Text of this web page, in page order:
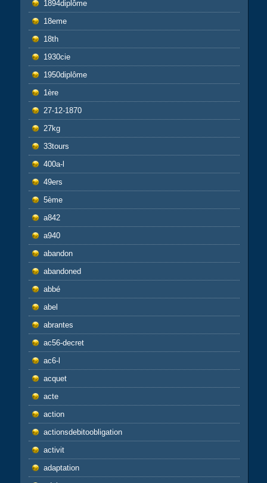
1894diplôme
18eme
18th
1930cie
1950diplôme
1ère
27-12-1870
27kg
33tours
400a-l
49ers
5ème
a842
a940
abandon
abandoned
abbé
abel
abrantes
ac56-decret
ac6-l
acquet
acte
action
actionsdebitoobligation
activit
adaptation